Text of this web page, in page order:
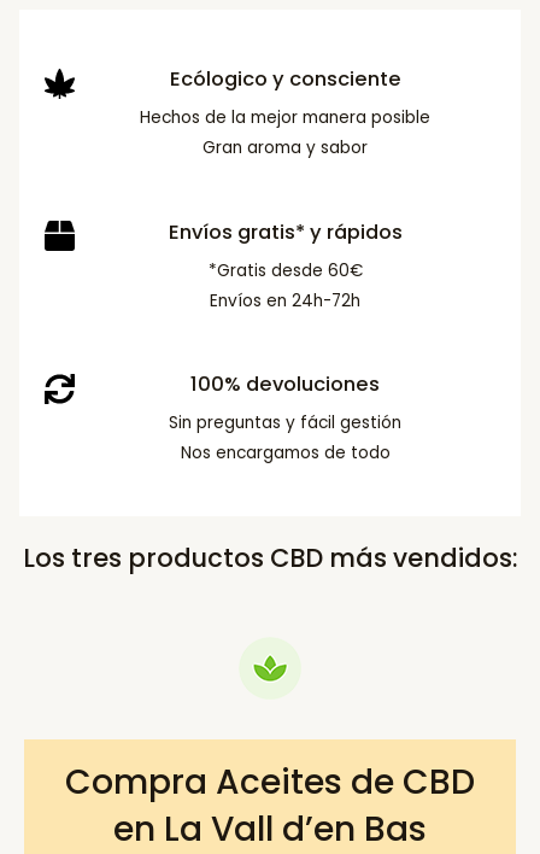
Ecólogico y consciente
Hechos de la mejor manera posible
Gran aroma y sabor
Envíos gratis* y rápidos
*Gratis desde 60€
Envíos en 24h-72h
100% devoluciones
Sin preguntas y fácil gestión
Nos encargamos de todo
Los tres productos CBD más vendidos:
Compra Aceites de CBD
en La Vall d’en Bas